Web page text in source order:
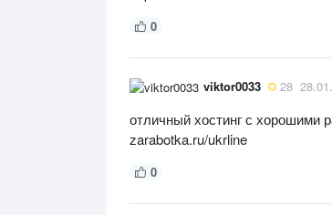
0
viktor0033 28
отличный хостинг с хорошими
zarabotka.ru/ukrline
0